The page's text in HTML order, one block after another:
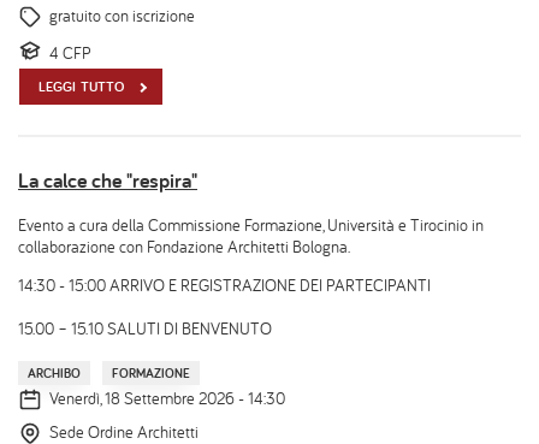
gratuito con iscrizione
4 CFP
LEGGI TUTTO
La calce che "respira"
Evento a cura della Commissione Formazione, Università e Tirocinio in
collaborazione con Fondazione Architetti Bologna.
14:30 - 15:00 ARRIVO E REGISTRAZIONE DEI PARTECIPANTI
15.00 – 15.10 SALUTI DI BENVENUTO
ARCHIBO FORMAZIONE
Venerdì, 18 Settembre 2026 - 14:30
Sede Ordine Architetti